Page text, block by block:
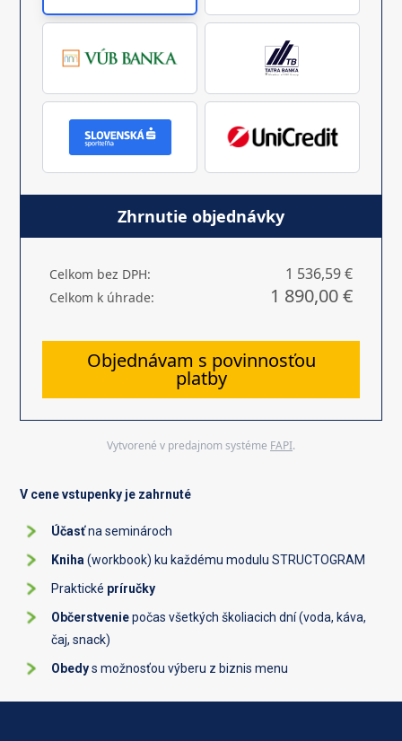
Zhrnutie objednávky
Celkom bez DPH: 1 536,59 €
Celkom k úhrade: 1 890,00 €
Objednávam s povinnosťou
platby
Vytvorené v predajnom systéme FAPI.
V cene vstupenky je zahrnuté
Účasťna seminároch
Kniha(workbook) ku každému modulu STRUCTOGRAM
Praktické príručky
Občerstveniepočas všetkých školiacich dní (voda, káva,
čaj, snack)
Obedys možnosťou výberu z biznis menu